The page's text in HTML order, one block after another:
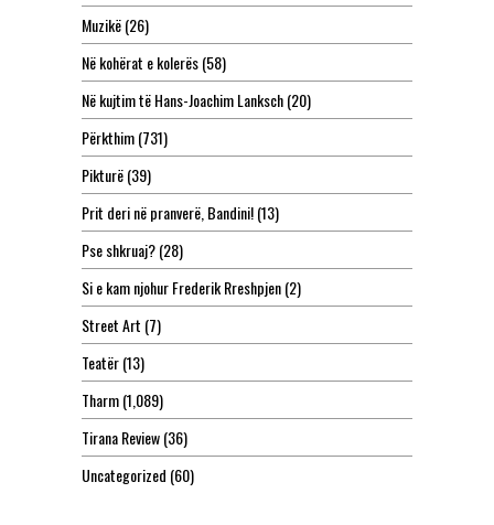
Muzikë(26)
Në kohërat e kolerës(58)
Në kujtim të Hans-Joachim Lanksch(20)
Përkthim(731)
Pikturë(39)
Prit deri në pranverë, Bandini!(13)
Pse shkruaj?(28)
Si e kam njohur Frederik Rreshpjen(2)
Street Art (7)
Teatër(13)
Tharm(1,089)
Tirana Review(36)
Uncategorized (60)